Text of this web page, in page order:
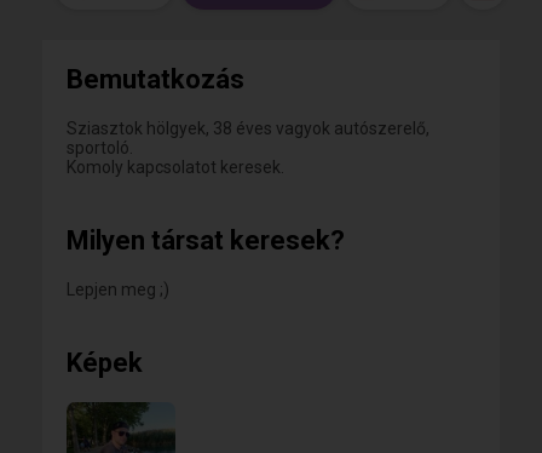
Bemutatkozás
Sziasztok hölgyek, 38 éves vagyok autószerelő,
sportoló.
Komoly kapcsolatot keresek.
Milyen társat keresek?
Lepjen meg ;)
Képek